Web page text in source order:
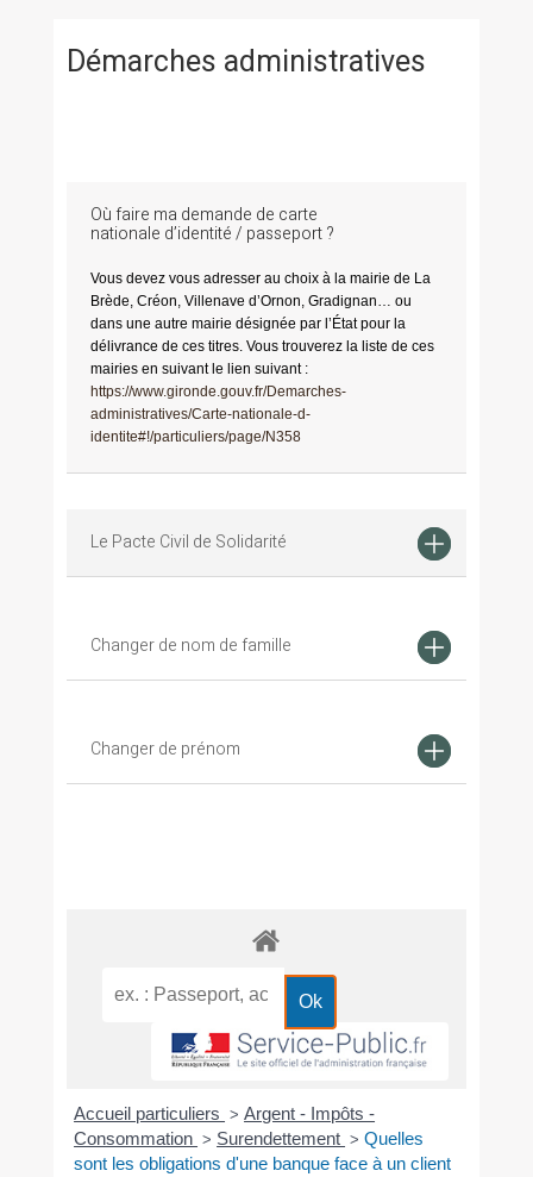
Démarches administratives
Où faire ma demande de carte
nationale d’identité / passeport ?
Vous devez vous adresser au choix à la mairie de La
Brède, Créon, Villenave d’Ornon, Gradignan… ou
dans une autre mairie désignée par l’État pour la
délivrance de ces titres. Vous trouverez la liste de ces
mairies en suivant le lien suivant :
https://www.gironde.gouv.fr/Demarches-
administratives/Carte-nationale-d-
identite#!/particuliers/page/N358
Le Pacte Civil de Solidarité
Changer de nom de famille
Changer de prénom
Accueil particuliers > Argent - Impôts -
Consommation > Surendettement > Quelles
sont les obligations d'une banque face à un client